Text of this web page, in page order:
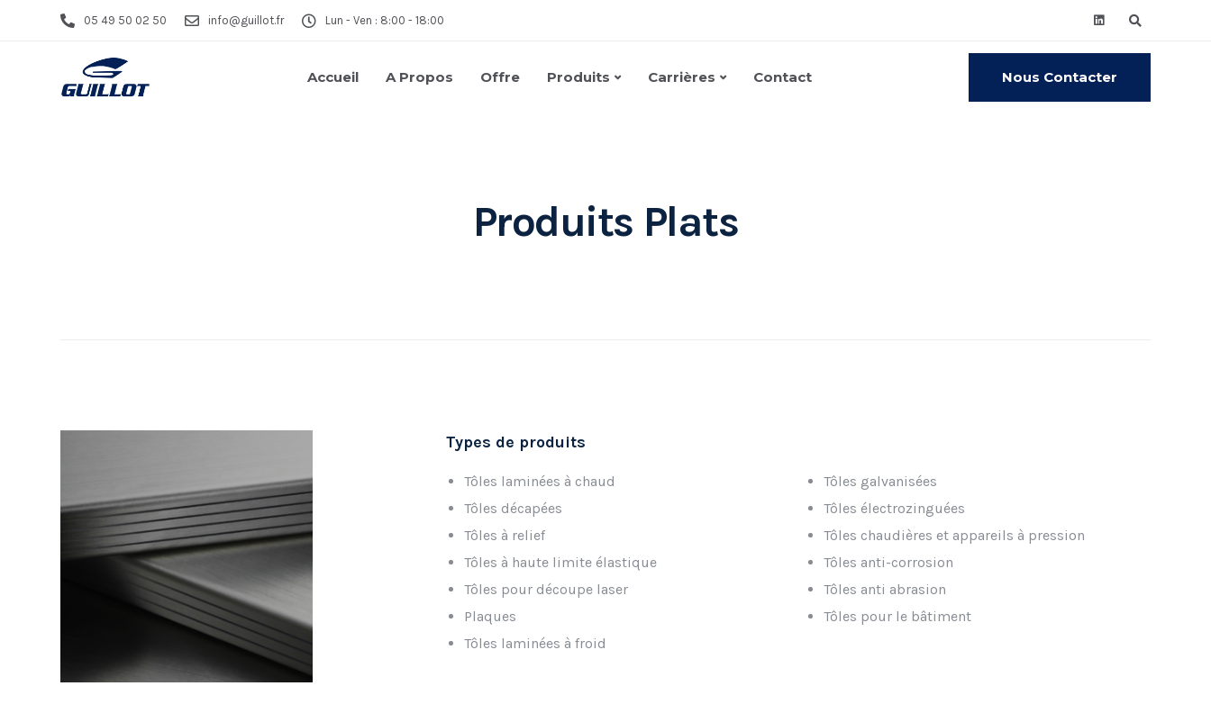
05 49 50 02 50 info@guillot.fr Lun - Ven : 8:00 - 18:00
Accueil A Propos Offre Produits Carrières Contact Nous Contacter
Produits Plats
Types de produits
Tôles laminées à chaud
Tôles décapées
Tôles à relief
Tôles à haute limite élastique
Tôles pour découpe laser
Plaques
Tôles laminées à froid
Tôles galvanisées
Tôles électrozinguées
Tôles chaudières et appareils à pression
Tôles anti-corrosion
Tôles anti abrasion
Tôles pour le bâtiment